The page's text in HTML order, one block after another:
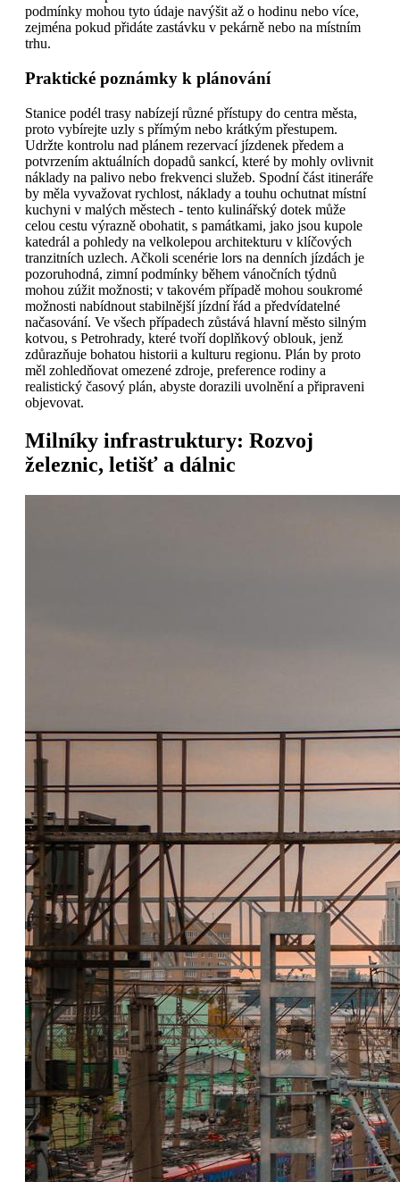
podmínky mohou tyto údaje navýšit až o hodinu nebo více,
zejména pokud přidáte zastávku v pekárně nebo na místním
trhu.
Praktické poznámky k plánování
Stanice podél trasy nabízejí různé přístupy do centra města,
proto vybírejte uzly s přímým nebo krátkým přestupem.
Udržte kontrolu nad plánem rezervací jízdenek předem a
potvrzením aktuálních dopadů sankcí, které by mohly ovlivnit
náklady na palivo nebo frekvenci služeb. Spodní část itineráře
by měla vyvažovat rychlost, náklady a touhu ochutnat místní
kuchyni v malých městech - tento kulinářský dotek může
celou cestu výrazně obohatit, s památkami, jako jsou kupole
katedrál a pohledy na velkolepou architekturu v klíčových
tranzitních uzlech. Ačkoli scenérie lors na denních jízdách je
pozoruhodná, zimní podmínky během vánočních týdnů
mohou zúžit možnosti; v takovém případě mohou soukromé
možnosti nabídnout stabilnější jízdní řád a předvídatelné
načasování. Ve všech případech zůstává hlavní město silným
kotvou, s Petrohrady, které tvoří doplňkový oblouk, jenž
zdůrazňuje bohatou historii a kulturu regionu. Plán by proto
měl zohledňovat omezené zdroje, preference rodiny a
realistický časový plán, abyste dorazili uvolnění a připraveni
objevovat.
Milníky infrastruktury: Rozvoj
železnic, letišť a dálnic